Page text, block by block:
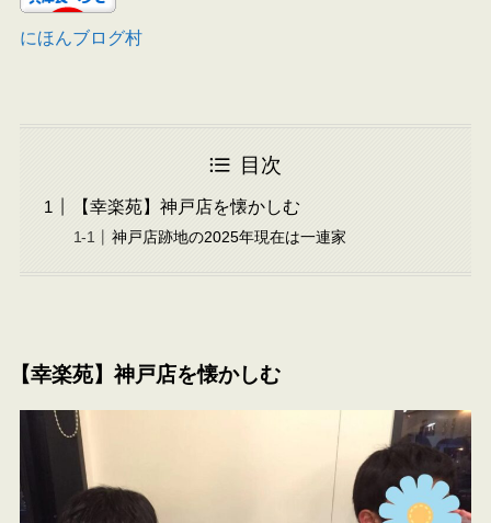
にほんブログ村
目次
【幸楽苑】神戸店を懐かしむ
神戸店跡地の2025年現在は一連家
【幸楽苑】神戸店を懐かしむ